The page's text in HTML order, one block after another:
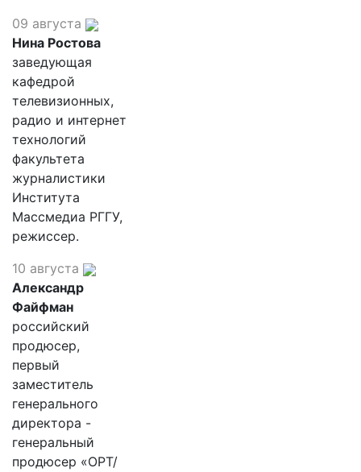
09 августа
Нина Ростова
заведующая
кафедрой
телевизионных,
радио и интернет
технологий
факультета
журналистики
Института
Массмедиа РГГУ,
режиссер.
10 августа
Александр
Файфман
российский
продюсер,
первый
заместитель
генерального
директора -
генеральный
продюсер «ОРТ/